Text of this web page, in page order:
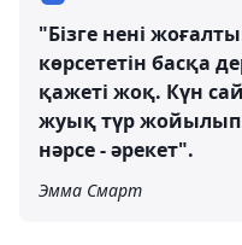
"Бізге нені
көрсететін басқа
қажеті жоқ. Күн
жуық түр жойылып
нәрсе - әрекет".
Эмма Смарт